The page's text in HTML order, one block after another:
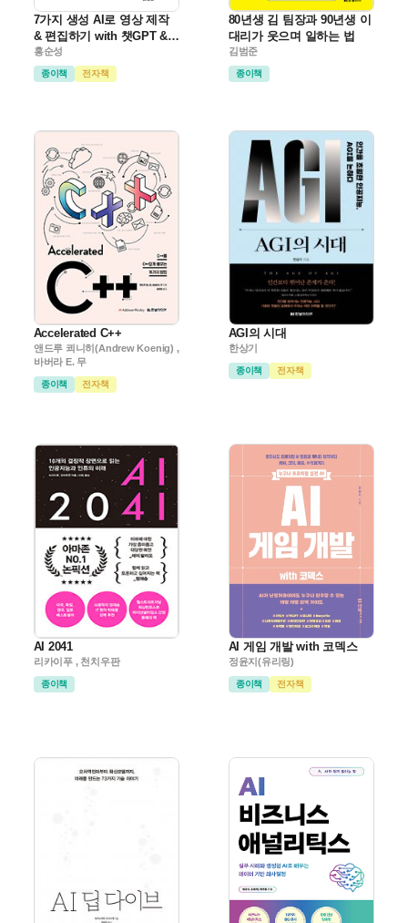
7가지 생성 AI로 영상 제작
& 편집하기 with 챗GPT &
미드저니 & 런웨이(개정판)
홍순성
종이책 전자책
80년생 김 팀장과 90년생 이
대리가 웃으며 일하는 법
김범준
종이책
Accelerated C++
앤드루 쾨니히(Andrew Koenig) ,
바버라 E. 무
종이책 전자책
AGI의 시대
한상기
종이책 전자책
AI 2041
리카이푸 , 천치우판
종이책
AI 게임 개발 with 코덱스
정윤지(유리링)
종이책 전자책